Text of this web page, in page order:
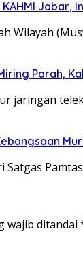
Jabar,
Wilayah
Parah,
jaringan
Satgas
wajib ditandai